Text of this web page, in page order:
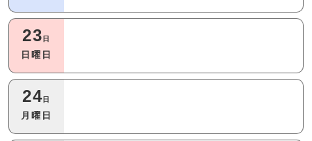
23 日
日曜日
24日
月曜日